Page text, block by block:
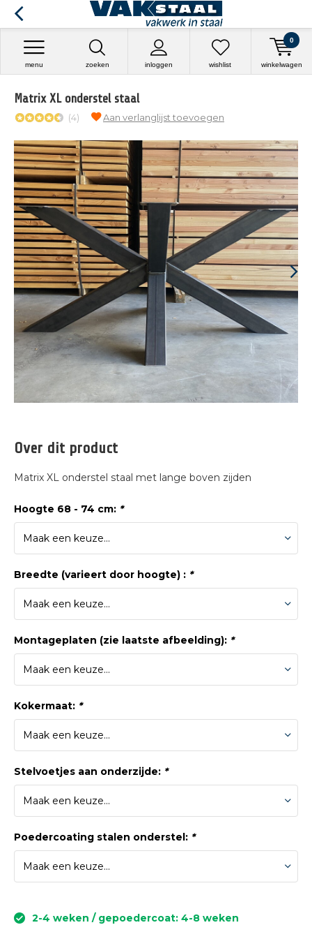
zoeken inloggen
menu wishlist winkelwagen
0
Matrix XL onderstel staal
(4) Aan verlanglijst toevoegen
Over dit product
Matrix XL onderstel staal met lange boven zijden
Hoogte 68 - 74 cm: *
Breedte (varieert door hoogte) : *
Montageplaten (zie laatste afbeelding): *
Kokermaat: *
Stelvoetjes aan onderzijde: *
Poedercoating stalen onderstel: *
2-4 weken / gepoedercoat: 4-8 weken